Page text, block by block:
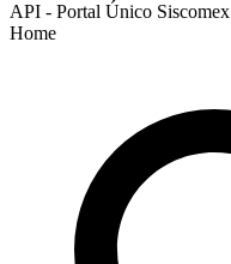
API - Portal Único Siscomex
Home